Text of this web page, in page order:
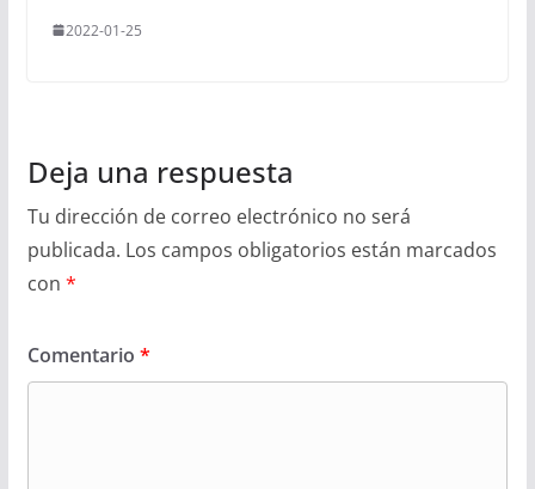
2022-01-25
Deja una respuesta
Tu dirección de correo electrónico no será
publicada. Los campos obligatorios están marcados
con *
Comentario *